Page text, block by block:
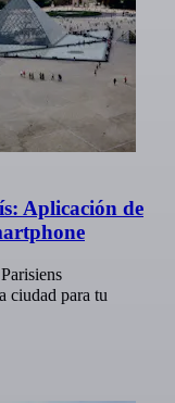
Aplicación de
ciudad para tu